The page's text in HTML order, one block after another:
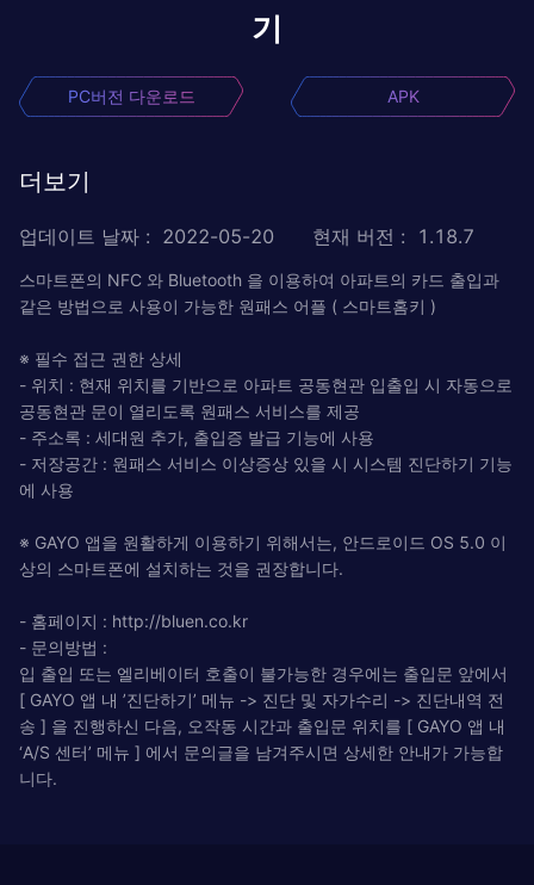
기
PC버전 다운로드 APK
더보기
업데이트 날짜 : 2022-05-20 현재 버전 : 1.18.7
스마트폰의 NFC 와 Bluetooth 을 이용하여 아파트의 카드 출입과
같은 방법으로 사용이 가능한 원패스 어플 ( 스마트홈키 )
※ 필수 접근 권한 상세
- 위치 : 현재 위치를 기반으로 아파트 공동현관 입출입 시 자동으로
공동현관 문이 열리도록 원패스 서비스를 제공
- 주소록 : 세대원 추가, 출입증 발급 기능에 사용
- 저장공간 : 원패스 서비스 이상증상 있을 시 시스템 진단하기 기능
에 사용
※ GAYO 앱을 원활하게 이용하기 위해서는, 안드로이드 OS 5.0 이
상의 스마트폰에 설치하는 것을 권장합니다.
- 홈페이지 : http://bluen.co.kr
- 문의방법 :
입 출입 또는 엘리베이터 호출이 불가능한 경우에는 출입문 앞에서
[ GAYO 앱 내 ’진단하기’ 메뉴 -> 진단 및 자가수리 -> 진단내역 전
송 ] 을 진행하신 다음, 오작동 시간과 출입문 위치를 [ GAYO 앱 내
‘A/S 센터’ 메뉴 ] 에서 문의글을 남겨주시면 상세한 안내가 가능합
니다.